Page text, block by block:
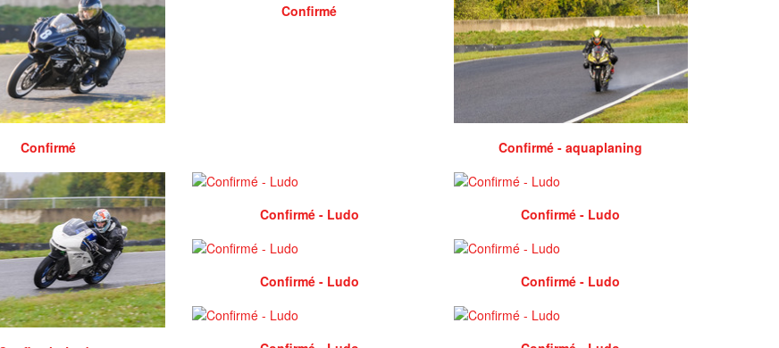
Confirmé
Confirmé
Confirmé - aquaplaning
Confirmé - Ludo Confirmé - Ludo
Confirmé - Ludo Confirmé - Ludo